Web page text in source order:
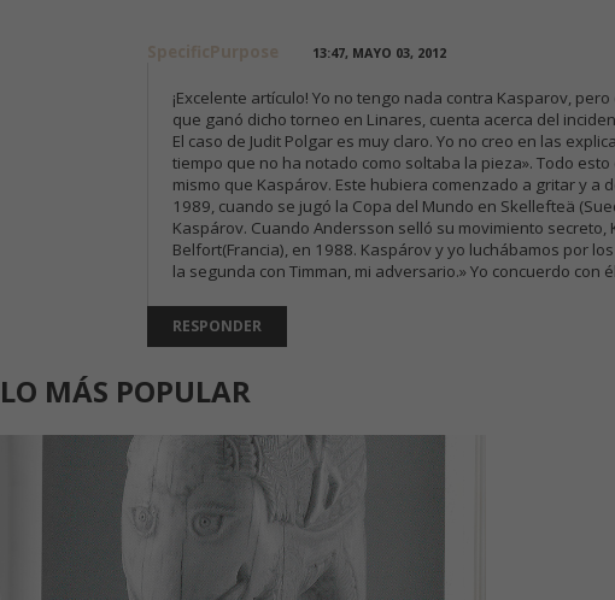
SpecificPurpose 13:47, MAYO 03, 2012
¡Excelente artículo! Yo no tengo nada contra Kasparov,
que ganó dicho torneo en Linares, cuenta acerca del
El caso de Judit Polgar es muy claro. Yo no creo en las
tiempo que no ha notado como soltaba la pieza». Todo
mismo que Kaspárov. Este hubiera comenzado a gritar y
1989, cuando se jugó la Copa del Mundo en Skellefteä
Kaspárov. Cuando Andersson selló su movimiento
Belfort(Francia), en 1988. Kaspárov y yo luchábamos por
la segunda con Timman, mi adversario.» Yo concuerdo con
RESPONDER
LO MÁS POPULAR